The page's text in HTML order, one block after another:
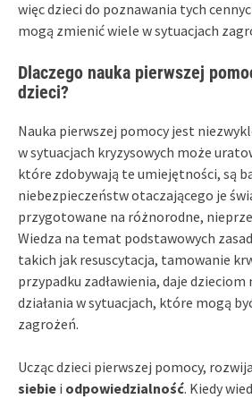
więc dzieci do poznawania tych
mogą zmienić wiele w sytuacjach
Dlaczego nauka pierwszej
dzieci?
Nauka pierwszej pomocy jest
w sytuacjach kryzysowych może
które zdobywają te umiejętności, są
niebezpieczeństw otaczającego je
przygotowane na różnorodne,
Wiedza na temat podstawowych
takich jak resuscytacja, tamowanie
przypadku zadławienia, daje dzieciom
działania w sytuacjach, które mogą
zagrożeń.
Ucząc dzieci pierwszej pomocy,
siebie i odpowiedzialność. Kiedy